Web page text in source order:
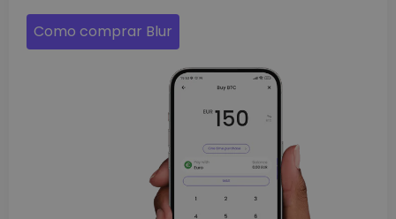
Como comprar Blur